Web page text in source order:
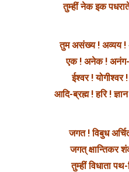
तुम्हीं नेक इक
तुम असंख्य ! अव्यय !
एक ! अनेक !
ईश्वर !
आदि-ब्रह्म ! हरि !
जगत ! विबुध
जगत् क्षान्तिकर
तुम्हीं विधाता